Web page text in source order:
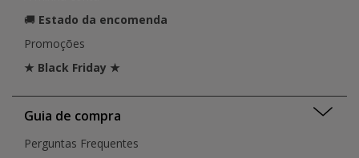
🚚 Estado da encomenda
Promoções
★ Black Friday ★
Guia de compra
Perguntas Frequentes